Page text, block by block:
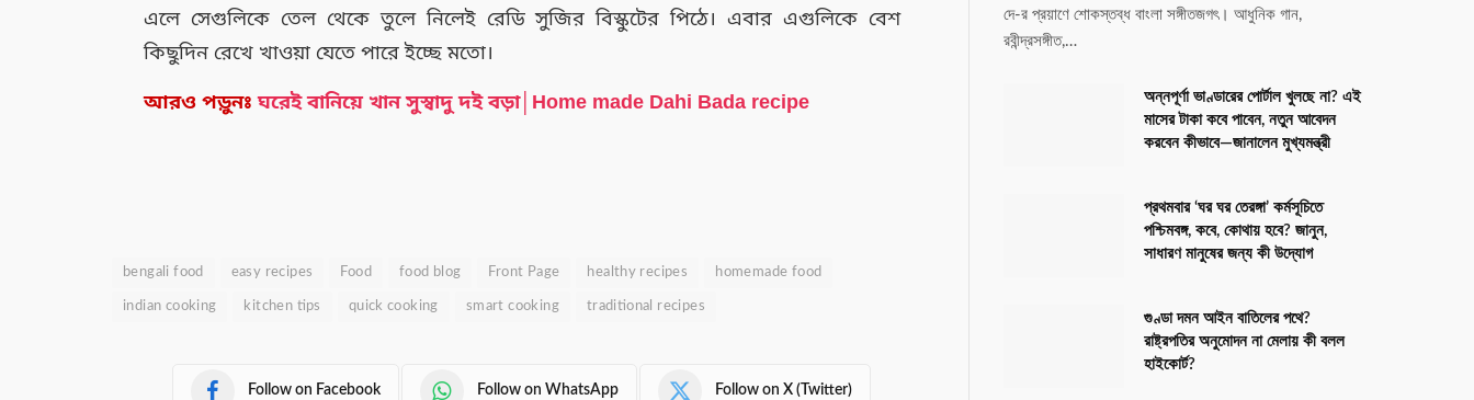
এলে সেগুলিকে তেল থেকে তুলে নিলেই রেডি সুজির বিস্কুটের পিঠে। এবার এগুলিকে বেশ
কিছুদিন রেখে খাওয়া যেতে পারে ইচ্ছে মতো।
আরও পড়ুনঃ ঘরেই বানিয়ে খান সুস্বাদু দই বড়া│Home made Dahi Bada recipe
bengali food easy recipes Food food blog Front Page healthy recipes homemade food
indian cooking kitchen tips quick cooking smart cooking traditional recipes
Follow on Facebook Follow on WhatsApp Follow on X (Twitter)
দে-র প্রয়াণে শোকস্তব্ধ বাংলা সঙ্গীতজগৎ। আধুনিক গান,
রবীন্দ্রসঙ্গীত,…
অন্নপূর্ণা ভাণ্ডারের পোর্টাল খুলছে না? এই
মাসের টাকা কবে পাবেন, নতুন আবেদন
করবেন কীভাবে—জানালেন মুখ্যমন্ত্রী
প্রথমবার ‘ঘর ঘর তেরঙ্গা’ কর্মসূচিতে
পশ্চিমবঙ্গ, কবে, কোথায় হবে? জানুন,
সাধারণ মানুষের জন্য কী উদ্যোগ
গুণ্ডা দমন আইন বাতিলের পথে?
রাষ্ট্রপতির অনুমোদন না মেলায় কী বলল
হাইকোর্ট?